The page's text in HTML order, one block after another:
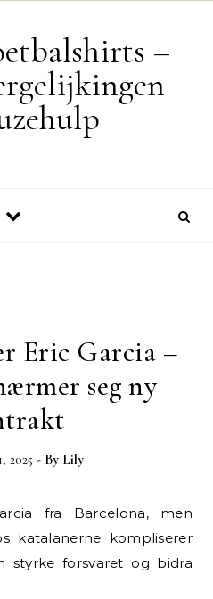
–
Eric Garcia –
seg ny
2025 - By Lily
katalanerne kompliserer
styrke forsvaret og bidra